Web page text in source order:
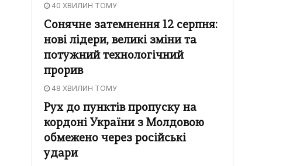
40 ХВИЛИН ТОМУ
Сонячне затемнення 12 серпня:
нові лідери, великі зміни та
потужний технологічний
прорив
48 ХВИЛИН ТОМУ
Рух до пунктів пропуску на
кордоні України з Молдовою
обмежено через російські
удари